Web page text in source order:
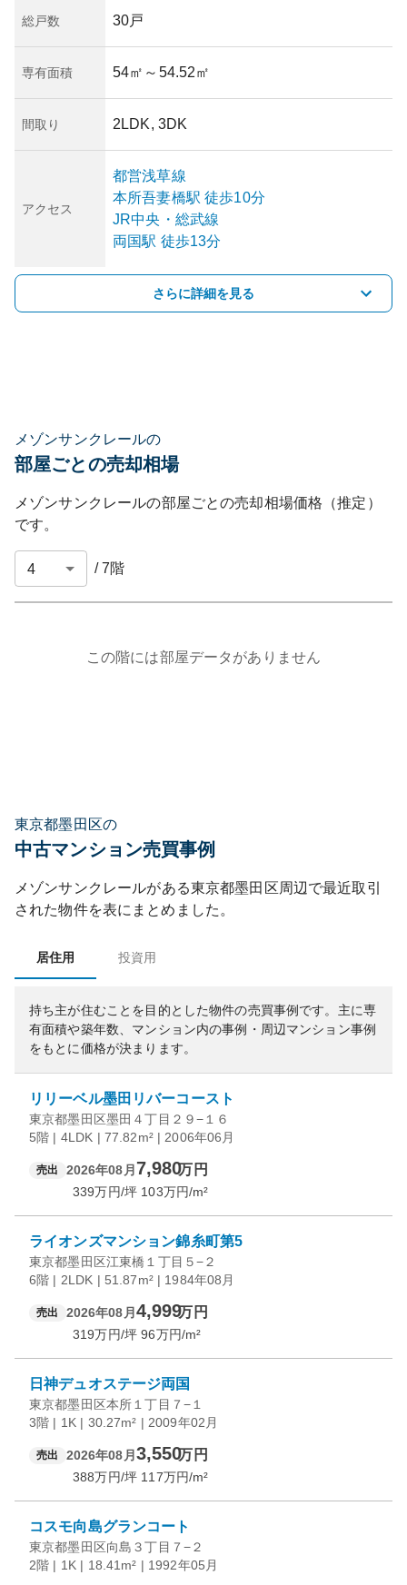
総戸数 30戸
専有面積 54㎡ ～54.52㎡
間取り 2LDK, 3DK
アクセス
都営浅草線
本所吾妻橋駅 徒歩10分
JR中央・総武線
両国駅 徒歩13分
さらに詳細を見る
メゾンサンクレールの
部屋ごとの売却相場
メゾンサンクレールの部屋ごとの売却相場価格（推定）
です。
/7階
この階には部屋データがありません
東京都墨田区の
中古マンション売買事例
メゾンサンクレールがある東京都墨田区周辺で最近取引
された物件を表にまとめました。
居住用 投資用
持ち主が住むことを目的とした物件の売買事例です。 主に専
有面積や築年数、マンション内の事例・周辺マンション事例
をもとに価格が決まります。
リリーベル墨田リバーコースト
東京都墨田区墨田４丁目２９−１６
5階 | 4LDK | 77.82m² | 2006年06月
売出 2026年08月 7,980万円
339万円/坪 103万円/m²
ライオンズマンション錦糸町第5
東京都墨田区江東橋１丁目５−２
6階 | 2LDK | 51.87m² | 1984年08月
売出 2026年08月 4,999万円
319万円/坪 96万円/m²
日神デュオステージ両国
東京都墨田区本所１丁目７−１
3階 | 1K | 30.27m² | 2009年02月
売出 2026年08月 3,550万円
388万円/坪 117万円/m²
コスモ向島グランコート
東京都墨田区向島３丁目７−２
2階 | 1K | 18.41m² | 1992年05月